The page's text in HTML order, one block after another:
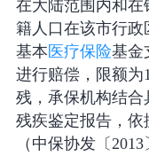
在大陆范围内和
籍人口在该市行
基本医疗保险基金
进行赔偿，限额为
残，承保机构结
残疾鉴定报告，依
（中保协发〔